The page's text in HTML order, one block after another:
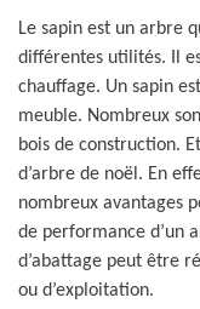
Le sapin est un arbre
différentes utilités. Il
chauffage. Un sapin
meuble. Nombreux
bois de construction.
d’arbre de noël. En
nombreux avantages
de performance d’un
d’abattage peut être
ou d’exploitation.